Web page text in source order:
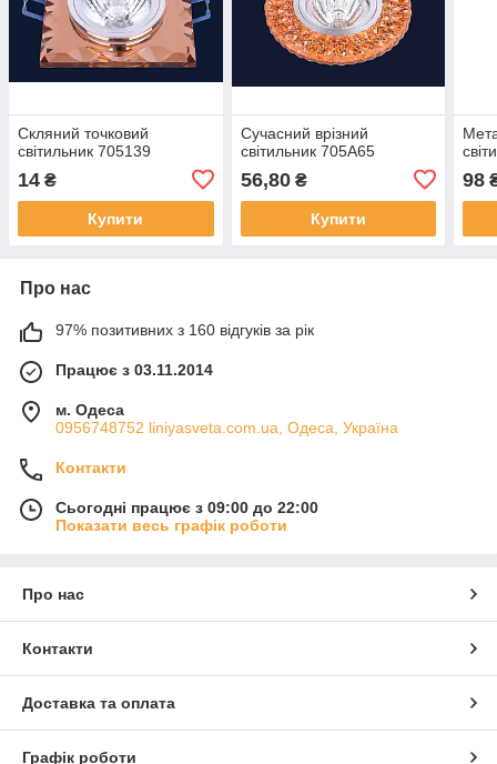
Скляний точковий
світильник 705139
14 ₴
Купити
Сучасний врізний
світильник 705A65
56,80₴
Купити
98
Про нас
97% позитивних з 160 відгуків за рік
Працює з 03.11.2014
м. Одеса
0956748752 liniyasveta.com.ua, Одеса, Україна
Контакти
Сьогодні працює з 09:00 до 22:00
Показати весь графік роботи
Про нас
Контакти
Доставка та оплата
Графік роботи